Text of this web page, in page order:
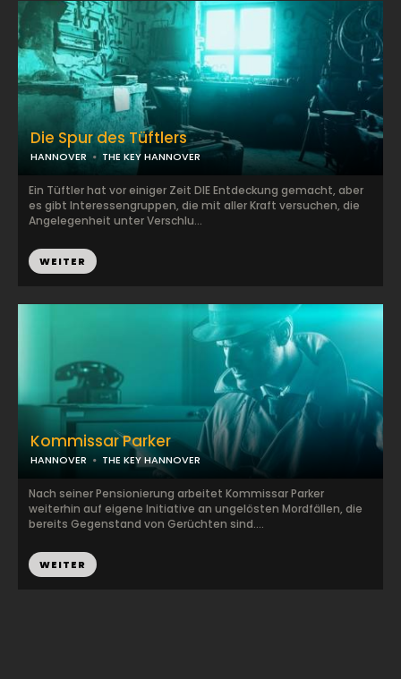
Die Spur des Tüftlers
HANNOVER THE KEY HANNOVER
Ein Tüftler hat vor einiger Zeit DIE Entdeckung gemacht, aber
es gibt Interessengruppen, die mit aller Kraft versuchen, die
Angelegenheit unter Verschlu...
WEITER
Kommissar Parker
HANNOVER THE KEY HANNOVER
Nach seiner Pensionierung arbeitet Kommissar Parker
weiterhin auf eigene Initiative an ungelösten Mordfällen, die
bereits Gegenstand von Gerüchten sind....
WEITER